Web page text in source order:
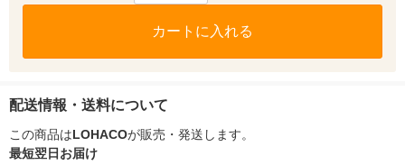
カートに入れる
配送情報・送料について
この商品はLOHACOが販売・発送します。
最短翌日お届け